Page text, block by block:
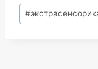
Метки
записи:
#